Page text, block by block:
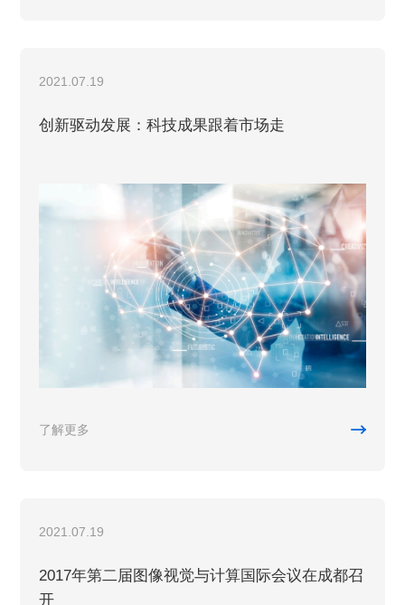
2021.07.19
创新驱动发展：科技成果跟着市场走
了解更多 
2021.07.19
2017年第二届图像视觉与计算国际会议在成都召
开